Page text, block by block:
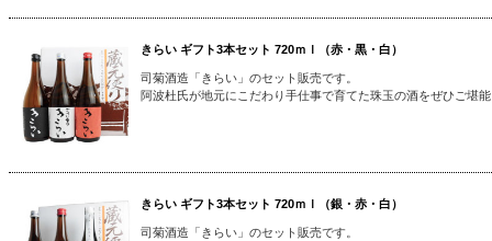
きらい ギフト3本セット 720ｍｌ（赤・黒・白）
司菊酒造「きらい」のセット販売です。
阿波杜氏が地元にこだわり手仕事で育てた珠玉の酒をぜひご堪能
きらい ギフト3本セット 720ｍｌ（銀・赤・白）
司菊酒造「きらい」のセット販売です。